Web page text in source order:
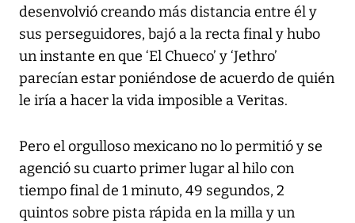
desenvolvió creando más distancia entre él y
sus perseguidores, bajó a la recta final y hubo
un instante en que ‘El Chueco’ y ‘Jethro’
parecían estar poniéndose de acuerdo de quién
le iría a hacer la vida imposible a Veritas.
Pero el orgulloso mexicano no lo permitió y se
agenció su cuarto primer lugar al hilo con
tiempo final de 1 minuto, 49 segundos, 2
quintos sobre pista rápida en la milla y un